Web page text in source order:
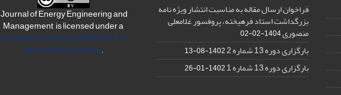
فراخوان ارسال مقاله به مناسبت انتشار ویژه نامه
بزرگداشت استاد فرهیخته، پروفسور غلامعلی
منصوری1404-02-02
بارگزاری دوره 13 شماره 2 1402-08-13
بارگزاری دوره 13 شماره 1 1402-01-26
Journal of Energy Engineering and
Management is licensed under a
Creative Commons Attribution 4.0
International License.